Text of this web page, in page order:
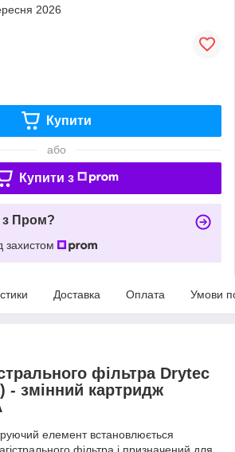
2026
Купити
або
Купити з
з Пром?
захистом
Доставка Оплата Умови
фільтра Drytec
- змінний картридж
елемент встановлюється